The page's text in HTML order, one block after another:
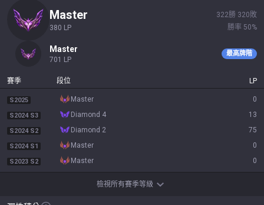
master
380 LP
322勝 320敗
勝率 50%
master
701 LP
最高牌階
賽季 段位 LP
S2025 master 0
S2024 S3 diamond 4 13
S2024 S2 diamond 2 75
S2024 S1 master 0
S2023 S2 master 0
檢視所有賽季等級